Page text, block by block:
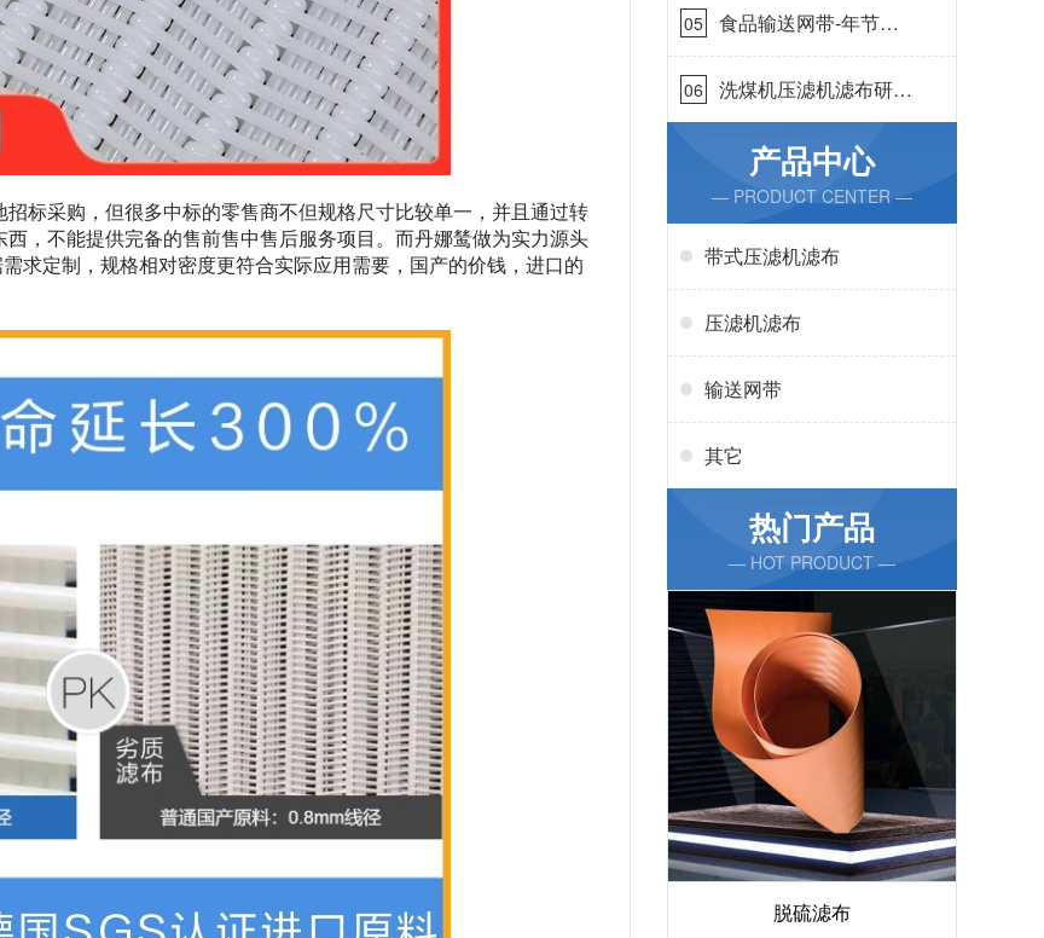
标采购，但很多中标的零售商不但规格尺寸比较单一，并且通过转
，不能提供完备的售前售中售后服务项目。而丹娜鸶做为实力源头
求定制，规格相对密度更符合实际应用需要，国产的价钱，进口的
05
食品输送网带-年节省
成本75万{丹娜鸶过滤}
06
洗煤机压滤机滤布研发
生产-按需定制{丹娜鸶
过滤}产品中心
— PRODUCT CENTER —
带式压滤机滤布
压滤机滤布
输送网带
其它
热门产品
— HOT PRODUCT —
脱硫滤布